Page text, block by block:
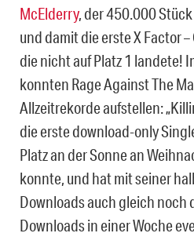
McElderry, der 450.000
und damit die erste X Factor
die nicht auf Platz 1 landete!
konnten Rage Against The
Allzeitrekorde aufstellen:
die erste download-only
Platz an der Sonne an
konnte, und hat mit seiner
Downloads auch gleich noch
Downloads in einer Woche